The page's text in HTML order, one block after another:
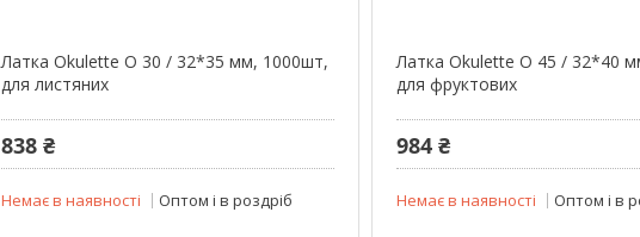
Латка Okulette O 30 / 32*35 мм, 1000шт,
для листяних
838 ₴
Немає в наявності Оптом і в роздріб
Латка Okulette O 45 / 32*40
для фруктових
984 ₴
Немає в наявності Оптом і в